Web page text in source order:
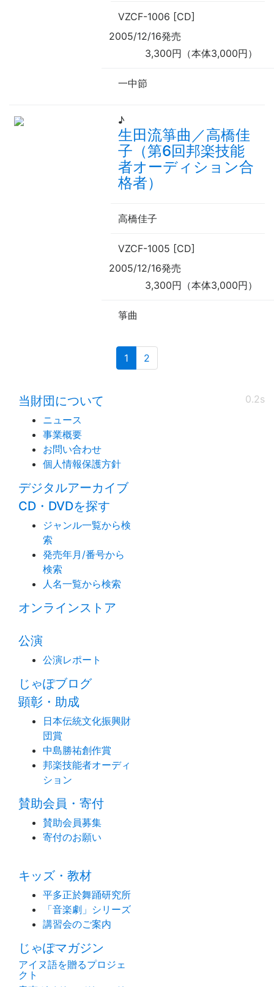
VZCF-1006 [CD]
2005/12/16発売
3,300円（本体3,000円）
一中節
♪
生田流箏曲／高橋佳
子（第6回邦楽技能
者オーディション合
格者）
高橋佳子
VZCF-1005 [CD]
2005/12/16発売
3,300円（本体3,000円）
箏曲
1 (current)
2
0.2s
当財団について
ニュース
事業概要
お問い合わせ
個人情報保護方針
デジタルアーカイブ
CD・DVDを探す
ジャンル一覧から検
索
発売年月/番号から
検索
人名一覧から検索
オンラインストア
公演
公演レポート
じゃぽブログ
顕彰・助成
日本伝統文化振興財
団賞
中島勝祐創作賞
邦楽技能者オーディ
ション
賛助会員・寄付
賛助会員募集
寄付のお願い
キッズ・教材
平多正於舞踊研究所
「音楽劇」シリーズ
講習会のご案内
じゃぽマガジン
アイヌ語を贈るプロジェ
クト